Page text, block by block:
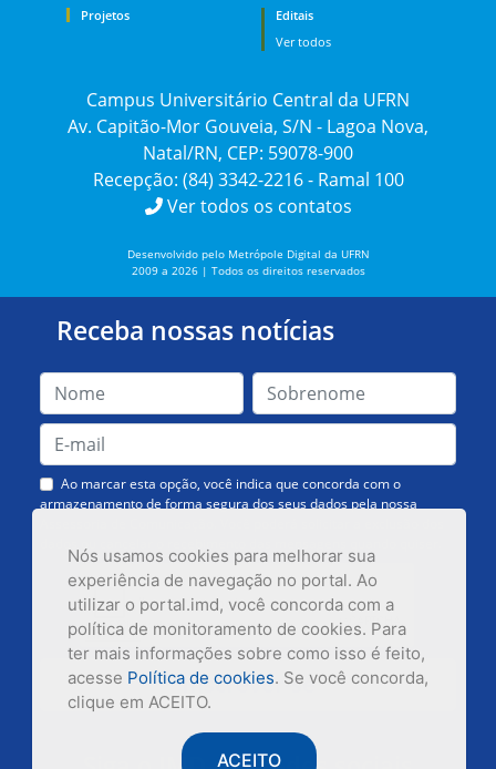
Nós usamos cookies para melhorar sua
experiência de navegação no portal. Ao
utilizar o portal.imd, você concorda com a
política de monitoramento de cookies. Para
ter mais informações sobre como isso é feito,
acesse Política de cookies. Se você concorda,
clique em ACEITO.
ACEITO
Projetos
Editais
Ver todos
Campus Universitário Central da UFRN
Av. Capitão-Mor Gouveia, S/N - Lagoa Nova,
Natal/RN, CEP: 59078-900
Recepção: (84) 3342-2216 - Ramal 100
Ver todos os contatos
Desenvolvido pelo Metrópole Digital da UFRN
2009 a 2026 | Todos os direitos reservados
Receba nossas notícias
Ao marcar esta opção, você indica que concorda com o
armazenamento de forma segura dos seus dados pela nossa
Inscrever-se